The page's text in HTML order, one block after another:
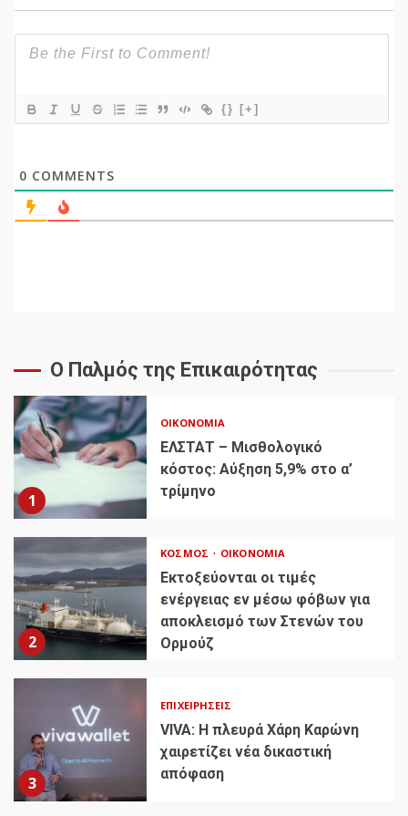
{} [+]
0 COMMENTS
Ο Παλμός της Επικαιρότητας
1
ΟΙΚΟΝΟΜΊΑ
ΕΛΣΤΑΤ – Μισθολογικό
κόστος: Αύξηση 5,9% στο α’
τρίμηνο
2
ΚΌΣΜΟΣ ΟΙΚΟΝΟΜΊΑ
Εκτοξεύονται οι τιμές
ενέργειας εν μέσω φόβων για
αποκλεισμό των Στενών του
Ορμούζ
3
ΕΠΙΧΕΙΡΉΣΕΙΣ
VIVA: Η πλευρά Χάρη Καρώνη
χαιρετίζει νέα δικαστική
απόφαση